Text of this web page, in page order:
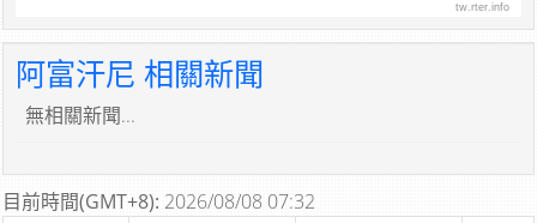
tw.rter.info
阿富汗尼 相關新聞
無相關新聞...
目前時間(GMT+8): 2026/08/08 07:32